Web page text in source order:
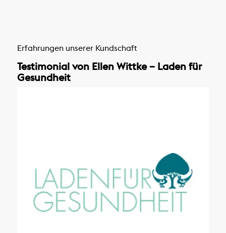
Erfahrungen unserer Kundschaft
Testimonial von Ellen Wittke – Laden für
Gesundheit